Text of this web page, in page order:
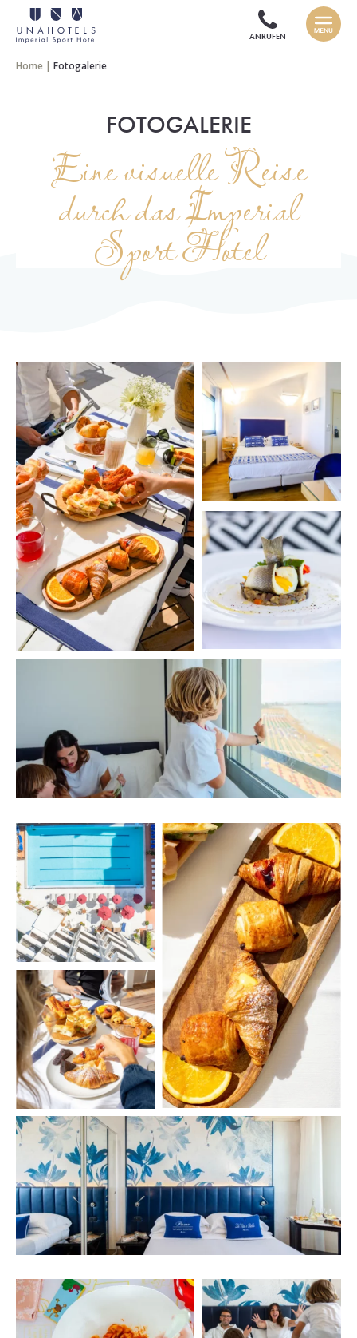
ANRUFEN
Home | Fotogalerie
FOTOGALERIE
Eine visuelle Reise
durch das Imperial
Sport Hotel